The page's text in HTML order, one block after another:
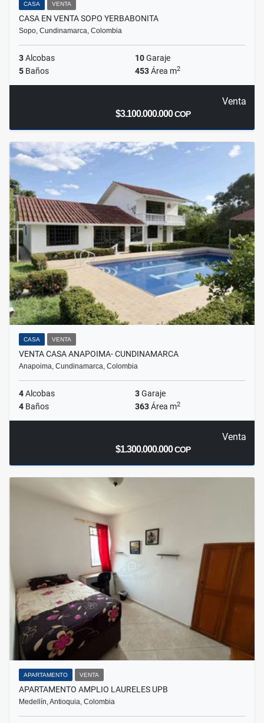
CASA VENTA
CASA EN VENTA SOPO YERBABONITA
Sopo, Cundinamarca, Colombia
3Alcobas 10Garaje
5 Baños 453Área m2
Venta
$3.100.000.000COP
CASA VENTA
VENTA CASA ANAPOIMA- CUNDINAMARCA
Anapoima, Cundinamarca, Colombia
4Alcobas 3Garaje
4 Baños 363Área m2
Venta
$1.300.000.000COP
APARTAMENTO VENTA
APARTAMENTO AMPLIO LAURELES UPB
Medellín, Antioquia, Colombia